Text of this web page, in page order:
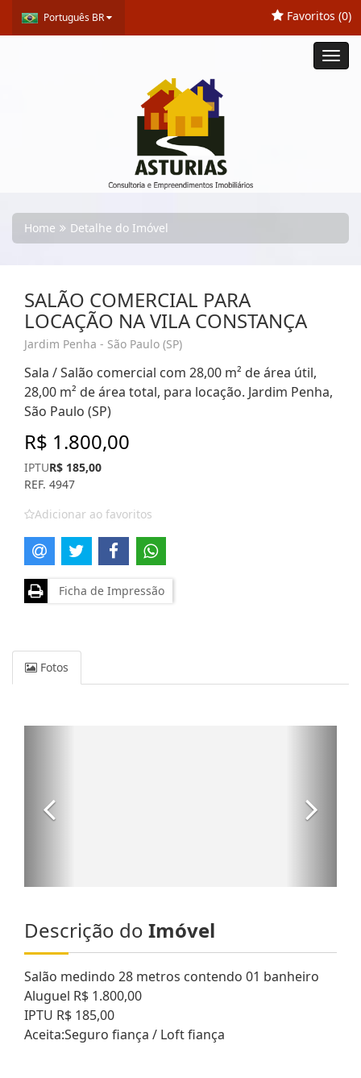
Português BR Favoritos (0)
Home Detalhe do Imóvel
SALÃO COMERCIAL PARA
LOCAÇÃO NA VILA CONSTANÇA
Jardim Penha - São Paulo (SP)
Sala / Salão comercial com 28,00 m² de área útil,
28,00 m² de área total, para locação. Jardim Penha,
São Paulo (SP)
R$ 1.800,00
IPTUR$ 185,00
REF. 4947
Adicionar ao favoritos
Ficha de Impressão
Fotos
Descrição do Imóvel
Salão medindo 28 metros contendo 01 banheiro
Aluguel R$ 1.800,00
IPTU R$ 185,00
Aceita:Seguro fiança / Loft fiança